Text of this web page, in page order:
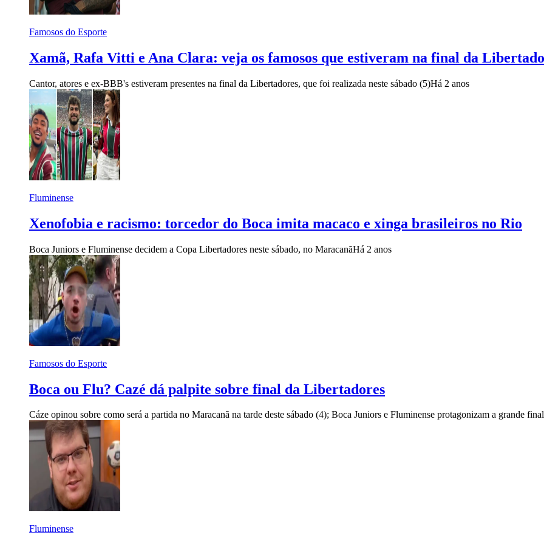
Famosos do Esporte
Xamã, Rafa Vitti e Ana Clara: veja os famosos que estiveram na final da
Cantor, atores e ex-BBB's estiveram presentes na final da Libertadores, que foi realizada neste sábado (5)Há 2 anos
Fluminense
Xenofobia e racismo: torcedor do Boca imita macaco e xinga brasileiros no Rio
Boca Juniors e Fluminense decidem a Copa Libertadores neste sábado, no MaracanãHá 2 anos
Famosos do Esporte
Boca ou Flu? Cazé dá palpite sobre final da Libertadores
Cáze opinou sobre como será a partida no Maracanã na tarde deste sábado (4); Boca Juniors e Fluminense protagonizam a grande final
Fluminense